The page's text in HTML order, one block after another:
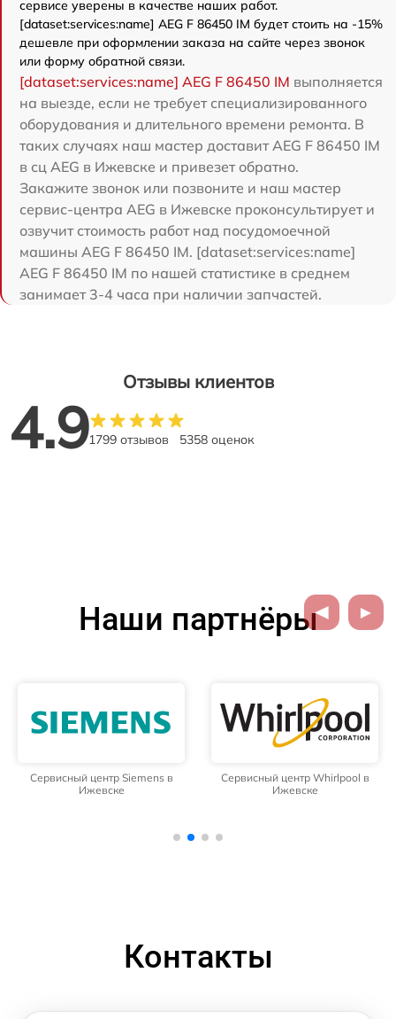
сервисе уверены в качестве наших работ.
[dataset:services:name] AEG F 86450 IM будет стоить на -15%
дешевле при оформлении заказа на сайте через звонок
или форму обратной связи.
[dataset:services:name] AEG F 86450 IM выполняется
на выезде, если не требует специализированного
оборудования и длительного времени ремонта. В
таких случаях наш мастер доставит AEG F 86450 IM
в сц AEG в Ижевске и привезет обратно.
Закажите звонок или позвоните и наш мастер
сервис-центра AEG в Ижевске проконсультирует и
озвучит стоимость работ над посудомоечной
машины AEG F 86450 IM. [dataset:services:name]
AEG F 86450 IM по нашей статистике в среднем
занимает 3-4 часа при наличии запчастей.
Отзывы клиентов
4.91799 отзывов 5358 оценок
Наши партнёры
Сервисный центр Siemens в
Ижевске
Сервисный центр Whirlpool в
Ижевске
Контакты